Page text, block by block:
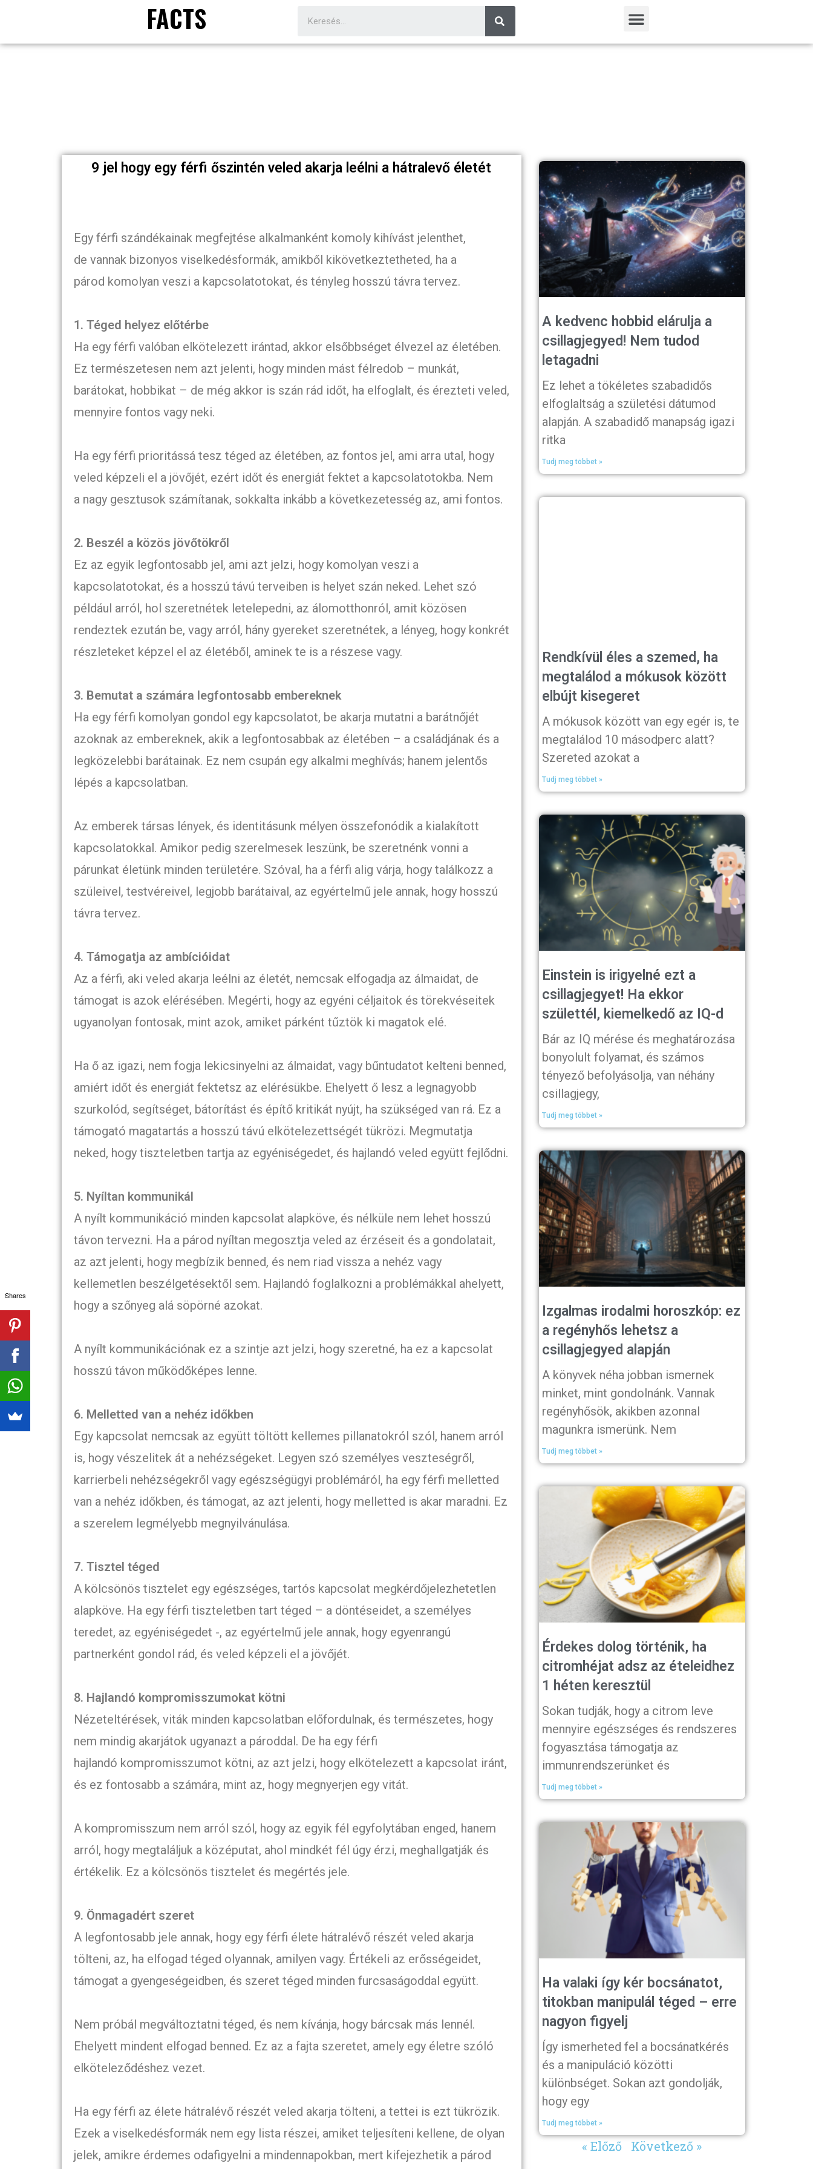
FACTS
9 jel hogy egy férfi őszintén veled akarja leélni a hátralevő életét
Egy férfi szándékainak megfejtése alkalmanként komoly kihívást jelenthet,
de vannak bizonyos viselkedésformák, amikből kikövetkeztetheted, ha a
párod komolyan veszi a kapcsolatotokat, és tényleg hosszú távra tervez.
1. Téged helyez előtérbe
Ha egy férfi valóban elkötelezett irántad, akkor elsőbbséget élvezel az életében.
Ez természetesen nem azt jelenti, hogy minden mást félredob – munkát,
barátokat, hobbikat – de még akkor is szán rád időt, ha elfoglalt, és érezteti veled,
mennyire fontos vagy neki.
Ha egy férfi prioritássá tesz téged az életében, az fontos jel, ami arra utal, hogy
veled képzeli el a jövőjét, ezért időt és energiát fektet a kapcsolatotokba. Nem
a nagy gesztusok számítanak, sokkalta inkább a következetesség az, ami fontos.
2. Beszél a közös jövőtökről
Ez az egyik legfontosabb jel, ami azt jelzi, hogy komolyan veszi a
kapcsolatotokat, és a hosszú távú terveiben is helyet szán neked. Lehet szó
például arról, hol szeretnétek letelepedni, az álomotthonról, amit közösen
rendeztek ezután be, vagy arról, hány gyereket szeretnétek, a lényeg, hogy konkrét
részleteket képzel el az életéből, aminek te is a részese vagy.
3. Bemutat a számára legfontosabb embereknek
Ha egy férfi komolyan gondol egy kapcsolatot, be akarja mutatni a barátnőjét
azoknak az embereknek, akik a legfontosabbak az életében – a családjának és a
legközelebbi barátainak. Ez nem csupán egy alkalmi meghívás; hanem jelentős
lépés a kapcsolatban.
Az emberek társas lények, és identitásunk mélyen összefonódik a kialakított
kapcsolatokkal. Amikor pedig szerelmesek leszünk, be szeretnénk vonni a
párunkat életünk minden területére. Szóval, ha a férfi alig várja, hogy találkozz a
szüleivel, testvéreivel, legjobb barátaival, az egyértelmű jele annak, hogy hosszú
távra tervez.
4. Támogatja az ambícióidat
Az a férfi, aki veled akarja leélni az életét, nemcsak elfogadja az álmaidat, de
támogat is azok elérésében. Megérti, hogy az egyéni céljaitok és törekvéseitek
ugyanolyan fontosak, mint azok, amiket párként tűztök ki magatok elé.
Ha ő az igazi, nem fogja lekicsinyelni az álmaidat, vagy bűntudatot kelteni benned,
amiért időt és energiát fektetsz az elérésükbe. Ehelyett ő lesz a legnagyobb
szurkolód, segítséget, bátorítást és építő kritikát nyújt, ha szükséged van rá. Ez a
támogató magatartás a hosszú távú elkötelezettségét tükrözi. Megmutatja
neked, hogy tiszteletben tartja az egyéniségedet, és hajlandó veled együtt fejlődni.
5. Nyíltan kommunikál
A nyílt kommunikáció minden kapcsolat alapköve, és nélküle nem lehet hosszú
távon tervezni. Ha a párod nyíltan megosztja veled az érzéseit és a gondolatait,
az azt jelenti, hogy megbízik benned, és nem riad vissza a nehéz vagy
kellemetlen beszélgetésektől sem. Hajlandó foglalkozni a problémákkal ahelyett,
hogy a szőnyeg alá söpörné azokat.
A nyílt kommunikációnak ez a szintje azt jelzi, hogy szeretné, ha ez a kapcsolat
hosszú távon működőképes lenne.
6. Melletted van a nehéz időkben
Egy kapcsolat nemcsak az együtt töltött kellemes pillanatokról szól, hanem arról
is, hogy vészelitek át a nehézségeket. Legyen szó személyes veszteségről,
karrierbeli nehézségekről vagy egészségügyi problémáról, ha egy férfi melletted
van a nehéz időkben, és támogat, az azt jelenti, hogy melletted is akar maradni. Ez
a szerelem legmélyebb megnyilvánulása.
7. Tisztel téged
A kölcsönös tisztelet egy egészséges, tartós kapcsolat megkérdőjelezhetetlen
alapköve. Ha egy férfi tiszteletben tart téged – a döntéseidet, a személyes
teredet, az egyéniségedet -, az egyértelmű jele annak, hogy egyenrangú
partnerként gondol rád, és veled képzeli el a jövőjét.
8. Hajlandó kompromisszumokat kötni
Nézeteltérések, viták minden kapcsolatban előfordulnak, és természetes, hogy
nem mindig akarjátok ugyanazt a pároddal. De ha egy férfi
hajlandó kompromisszumot kötni, az azt jelzi, hogy elkötelezett a kapcsolat iránt,
és ez fontosabb a számára, mint az, hogy megnyerjen egy vitát.
A kompromisszum nem arról szól, hogy az egyik fél egyfolytában enged, hanem
arról, hogy megtaláljuk a középutat, ahol mindkét fél úgy érzi, meghallgatják és
értékelik. Ez a kölcsönös tisztelet és megértés jele.
9. Önmagadért szeret
A legfontosabb jele annak, hogy egy férfi élete hátralévő részét veled akarja
tölteni, az, ha elfogad téged olyannak, amilyen vagy. Értékeli az erősségeidet,
támogat a gyengeségeidben, és szeret téged minden furcsaságoddal együtt.
Nem próbál megváltoztatni téged, és nem kívánja, hogy bárcsak más lennél.
Ehelyett mindent elfogad benned. Ez az a fajta szeretet, amely egy életre szóló
elköteleződéshez vezet.
Ha egy férfi az élete hátralévő részét veled akarja tölteni, a tettei is ezt tükrözik.
Ezek a viselkedésformák nem egy lista részei, amiket teljesíteni kellene, de olyan
jelek, amikre érdemes odafigyelni a mindennapokban, mert kifejezhetik a párod
A kedvenc hobbid elárulja a
csillagjegyed! Nem tudod
letagadni
Ez lehet a tökéletes szabadidős
elfoglaltság a születési dátumod
alapján. A szabadidő manapság igazi
ritka
Tudj meg többet »
Rendkívül éles a szemed, ha
megtalálod a mókusok között
elbújt kisegeret
A mókusok között van egy egér is, te
megtalálod 10 másodperc alatt?
Szereted azokat a
Tudj meg többet »
Einstein is irigyelné ezt a
csillagjegyet! Ha ekkor
születtél, kiemelkedő az IQ-d
Bár az IQ mérése és meghatározása
bonyolult folyamat, és számos
tényező befolyásolja, van néhány
csillagjegy,
Tudj meg többet »
Izgalmas irodalmi horoszkóp: ez
a regényhős lehetsz a
csillagjegyed alapján
A könyvek néha jobban ismernek
minket, mint gondolnánk. Vannak
regényhősök, akikben azonnal
magunkra ismerünk. Nem
Tudj meg többet »
Érdekes dolog történik, ha
citromhéjat adsz az ételeidhez
1 héten keresztül
Sokan tudják, hogy a citrom leve
mennyire egészséges és rendszeres
fogyasztása támogatja az
immunrendszerünket és
Tudj meg többet »
Ha valaki így kér bocsánatot,
titokban manipulál téged – erre
nagyon figyelj
Így ismerheted fel a bocsánatkérés
és a manipuláció közötti
különbséget. Sokan azt gondolják,
hogy egy
Tudj meg többet »
« Előző Következő »
Shares